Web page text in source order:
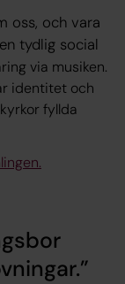
oss, och vara
tydlig social
via musiken.
identitet och
fyllda